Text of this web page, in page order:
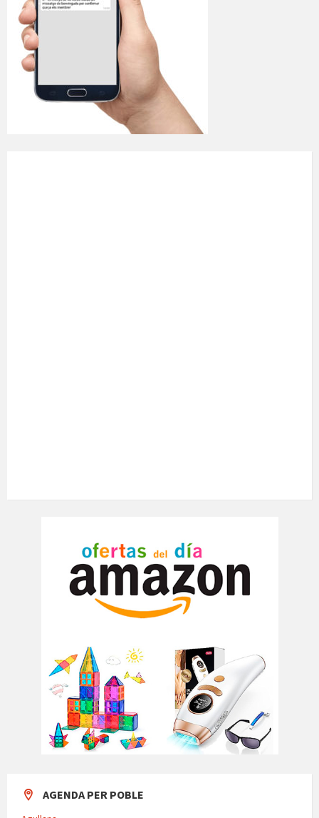
AGENDA PER POBLE